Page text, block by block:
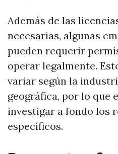
Además de las
necesarias, algunas
pueden requerir
operar legalmente.
variar según la
geográfica, por lo que
investigar a fondo los
específicos.